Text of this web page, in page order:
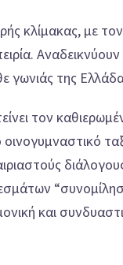
κλίμακας, με
γωνιάς της
τον
και